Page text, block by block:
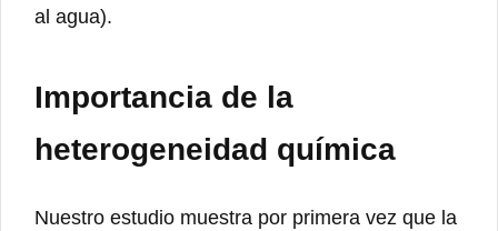
al agua).
Importancia de la
heterogeneidad química
Nuestro estudio muestra por primera vez que la